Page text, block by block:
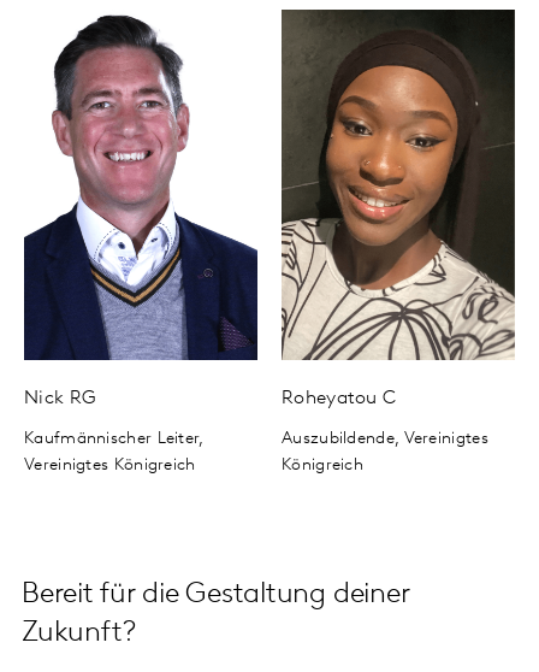
Nick RG
Kaufmännischer Leiter,
Vereinigtes Königreich
Roheyatou C
Auszubildende, Vereinigtes
Königreich
Bereit für die Gestaltung deiner
Zukunft?